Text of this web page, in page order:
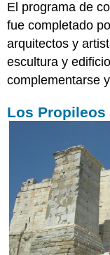
El programa de
fue completado
arquitectos y
escultura y
complementarse
Los Propileos